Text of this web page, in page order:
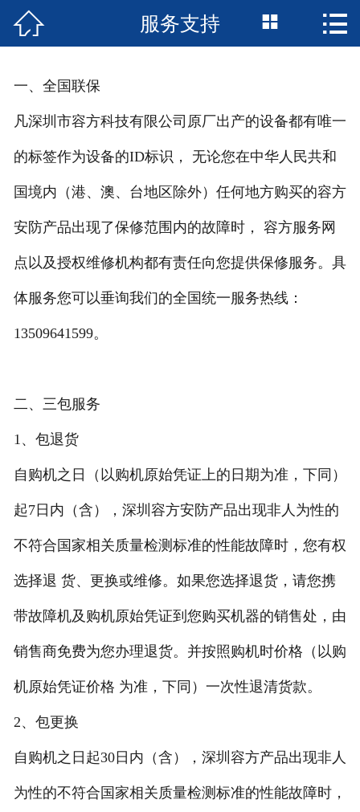
 首页
成功案例
资质荣誉
服务支持
 服务支持  
一、全国联保
凡深圳市容方科技有限公司原厂出产的设备都有唯一
的标签作为设备的ID标识， 无论您在中华人民共和
国境内（港、澳、台地区除外）任何地方购买的容方
安防产品出现了保修范围内的故障时， 容方服务网
点以及授权维修机构都有责任向您提供保修服务。具
体服务您可以垂询我们的全国统一服务热线：
13509641599。
二、三包服务
1、包退货
自购机之日（以购机原始凭证上的日期为准，下同）
起7日内（含），深圳容方安防产品出现非人为性的
不符合国家相关质量检测标准的性能故障时，您有权
选择退 货、更换或维修。如果您选择退货，请您携
带故障机及购机原始凭证到您购买机器的销售处，由
销售商免费为您办理退货。并按照购机时价格（以购
机原始凭证价格 为准，下同）一次性退清货款。
2、包更换
自购机之日起30日内（含），深圳容方产品出现非人
为性的不符合国家相关质量检测标准的性能故障时，